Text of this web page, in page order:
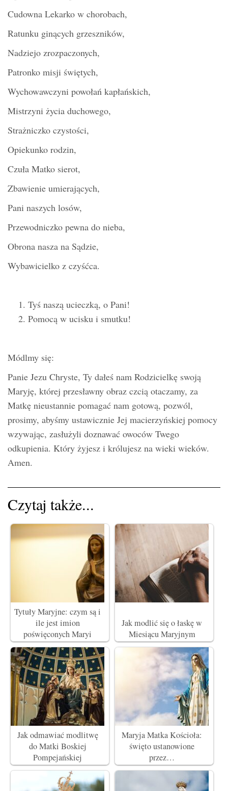
Cudowna Lekarko w chorobach,
Ratunku ginących grzeszników,
Nadziejo zrozpaczonych,
Patronko misji świętych,
Wychowawczyni powołań kapłańskich,
Mistrzyni życia duchowego,
Strażniczko czystości,
Opiekunko rodzin,
Czuła Matko sierot,
Zbawienie umierających,
Pani naszych losów,
Przewodniczko pewna do nieba,
Obrona nasza na Sądzie,
Wybawicielko z czyśćca.
Tyś naszą ucieczką, o Pani!
Pomocą w ucisku i smutku!
Módlmy się:
Panie Jezu Chryste, Ty dałeś nam Rodzicielkę swoją
Maryję, której przesławny obraz czcią otaczamy, za
Matkę nieustannie pomagać nam gotową, pozwól,
prosimy, abyśmy ustawicznie Jej macierzyńskiej pomocy
wzywając, zasłużyli doznawać owoców Twego
odkupienia. Który żyjesz i królujesz na wieki wieków.
Amen.
Czytaj także...
Tytuły Maryjne: czym są i
ile jest imion
poświęconych Maryi
Jak modlić się o łaskę w
Miesiącu Maryjnym
Jak odmawiać modlitwę
do Matki Boskiej
Pompejańskiej
Maryja Matka Kościoła:
święto ustanowione
przez…